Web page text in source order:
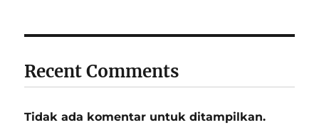
Recent Comments
Tidak ada komentar untuk ditampilkan.